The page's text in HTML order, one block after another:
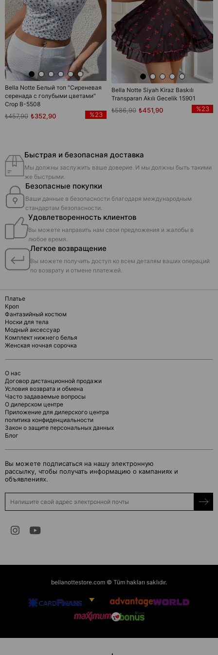
Bella Notte Белый топ "Сиреневая
серенада с голубыми цветами"
Crop B-5508
₺352,90
₺457,90 %23
Bella Notte Siyah Kiraz Baskılı
Transparan Akılı Gecelik 15901
₺451,90
₺586,90 %23
Быстрая и безопасная доставка
Мы должны заслужить ваше доверие. И мы должны быть такими
же быстрыми.
Безопасные покупки
Ваши данные в безопасности благодаря международным
стандартам безопасности.
Удовлетворенность клиентов
Вы можете направить нам свои предложения и жалобы в
любое время.
Легкое возвращение
Вы можете получить доступ ко всем деталям ваших операций
по возврату и отмене платежей.
Платье
Кроп
Фантазийный костюм
Носки для тела
Модный аксессуар
Комплект нижнего белья
Женская ночная сорочка
О нас
Договор дистанционной продажи
Условия возврата и обмена
Часто задаваемые вопросы
О дилерском центре
Приложение для дилерского центра
политика конфиденциальности
Закон о защите персональных данных
Блог
Вы можете подписаться на нашу электронную
рассылку, чтобы получать информацию о кампаниях и
объявлениях.
bellanottestore.com © Tüm hakları saklıdır.